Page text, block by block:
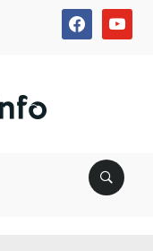
facebookyoutube